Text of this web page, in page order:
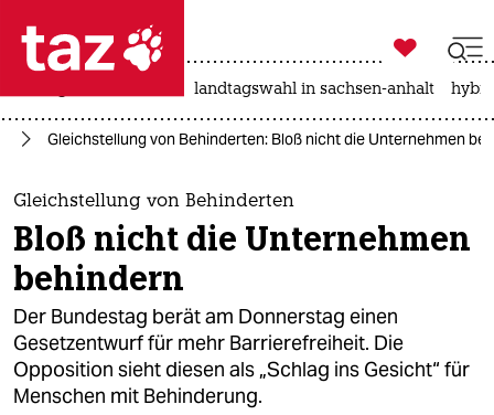
 taz zahl ich
taz zahl ich
themen
politik
öko
gesellschaft
kultur

taz zahl ich
landtagswahl in sachsen-anhalt
Gleichstellung von Behinderten: Bloß nicht die Unternehmen
Gleichstellung von Behinderten
Bloß nicht die Unternehmen
behindern
Der Bundestag berät am Donnerstag einen
Gesetzentwurf für mehr Barrierefreiheit. Die
Opposition sieht diesen als „Schlag ins Gesicht“ für
Menschen mit Behinderung.